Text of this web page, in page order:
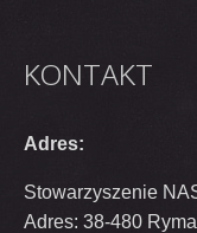
KONTAKT
Adres:
Stowarzyszenie
Adres: 38-480